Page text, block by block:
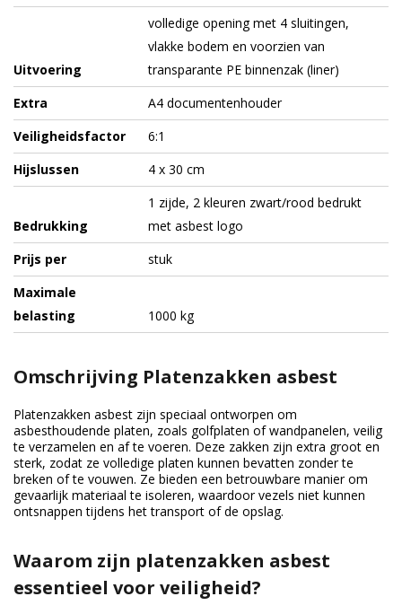
Uitvoering
volledige opening met 4 sluitingen,
vlakke bodem en voorzien van
transparante PE binnenzak (liner)
Extra
A4 documentenhouder
Veiligheidsfactor
6:1
Hijslussen
4 x 30 cm
Bedrukking
1 zijde, 2 kleuren zwart/rood bedrukt
met asbest logo
Prijs per
stuk
Maximale
belasting
1000 kg
Omschrijving Platenzakken asbest
Platenzakken asbest zijn speciaal ontworpen om
asbesthoudende platen, zoals golfplaten of wandpanelen, veilig
te verzamelen en af te voeren. Deze zakken zijn extra groot en
sterk, zodat ze volledige platen kunnen bevatten zonder te
breken of te vouwen. Ze bieden een betrouwbare manier om
gevaarlijk materiaal te isoleren, waardoor vezels niet kunnen
ontsnappen tijdens het transport of de opslag.
Waarom zijn platenzakken asbest
essentieel voor veiligheid?